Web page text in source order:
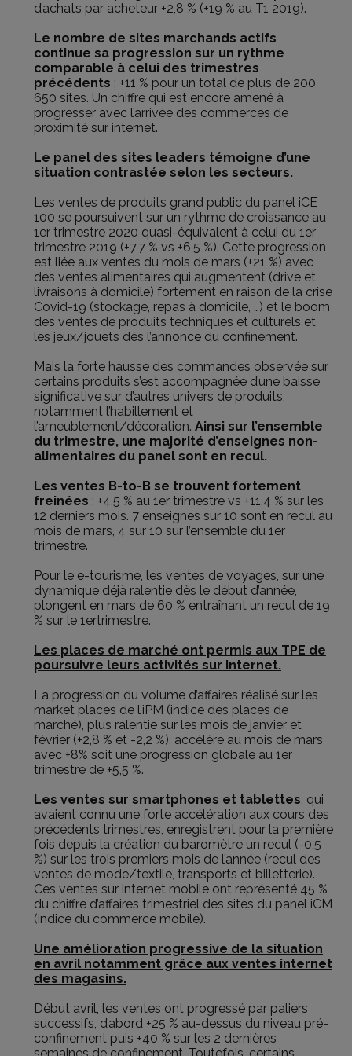
d’achats par acheteur +2,8 % (+19 % au T1 2019).
Le nombre de sites marchands actifs
continue sa progression sur un rythme
comparable à celui des trimestres
précédents : +11 % pour un total de plus de 200
650 sites. Un chiffre qui est encore amené à
progresser avec l’arrivée des commerces de
proximité sur internet.
Le panel des sites leaders témoigne d’une
situation contrastée selon les secteurs.
Les ventes de produits grand public du panel iCE
100 se poursuivent sur un rythme de croissance au
1er trimestre 2020 quasi-équivalent à celui du 1er
trimestre 2019 (+7,7 % vs +6,5 %). Cette progression
est liée aux ventes du mois de mars (+21 %) avec
des ventes alimentaires qui augmentent (drive et
livraisons à domicile) fortement en raison de la crise
Covid-19 (stockage, repas à domicile, …) et le boom
des ventes de produits techniques et culturels et
les jeux/jouets dès l’annonce du confinement.
Mais la forte hausse des commandes observée sur
certains produits s’est accompagnée d’une baisse
significative sur d’autres univers de produits,
notamment l’habillement et
l’ameublement/décoration. Ainsi sur l’ensemble
du trimestre, une majorité d’enseignes non-
alimentaires du panel sont en recul.
Les ventes B-to-B se trouvent fortement
freinées : +4,5 % au 1er trimestre vs +11,4 % sur les
12 derniers mois. 7 enseignes sur 10 sont en recul au
mois de mars, 4 sur 10 sur l’ensemble du 1er
trimestre.
Pour le e-tourisme, les ventes de voyages, sur une
dynamique déjà ralentie dès le début d’année,
plongent en mars de 60 % entraînant un recul de 19
% sur le 1ertrimestre.
Les places de marché ont permis aux TPE de
poursuivre leurs activités sur internet.
La progression du volume d’affaires réalisé sur les
market places de l’iPM (indice des places de
marché), plus ralentie sur les mois de janvier et
février (+2,8 % et -2,2 %), accélère au mois de mars
avec +8% soit une progression globale au 1er
trimestre de +5,5 %.
Les ventes sur smartphones et tablettes, qui
avaient connu une forte accélération aux cours des
précédents trimestres, enregistrent pour la première
fois depuis la création du baromètre un recul (-0,5
%) sur les trois premiers mois de l’année (recul des
ventes de mode/textile, transports et billetterie).
Ces ventes sur internet mobile ont représenté 45 %
du chiffre d’affaires trimestriel des sites du panel iCM
(indice du commerce mobile).
Une amélioration progressive de la situation
en avril notamment grâce aux ventes internet
des magasins.
Début avril, les ventes ont progressé par paliers
successifs, d’abord +25 % au-dessus du niveau pré-
confinement puis +40 % sur les 2 dernières